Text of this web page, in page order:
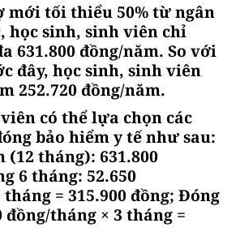
mới tối thiểu 50% từ ngân
học sinh, sinh viên chỉ
631.800 đồng/năm. So với
đây, học sinh, sinh viên
252.720 đồng/năm.
có thể lựa chọn các
bảo hiểm y tế như sau:
tháng): 631.800
6 tháng: 52.650
= 315.900 đồng; Đóng
đồng/tháng × 3 tháng =